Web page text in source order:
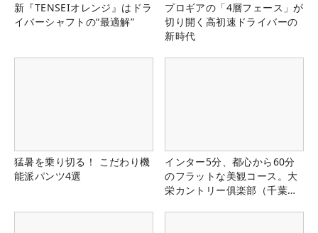
新『TENSEIオレンジ』はドラ
イバーシャフトの“最適解”
プロギアの「4層フェース」が
切り開く高初速ドライバーの
新時代
猛暑を乗り切る！ こだわり機
能派パンツ4選
インター5分、都心から60分
のフラットな美観コース。大
栄カントリー俱楽部（千葉